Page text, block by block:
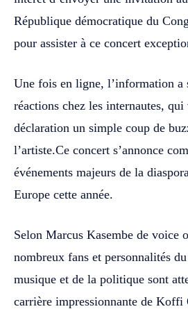
République démocratique du
pour assister à ce concert
Une fois en ligne, l’information a
réactions chez les internautes,
déclaration un simple coup de
l’artiste.Ce concert s’annonce
événements majeurs de la
Europe cette année.
Selon Marcus Kasembe de voice
nombreux fans et personnalités
musique et de la politique sont
carrière impressionnante de Koffi